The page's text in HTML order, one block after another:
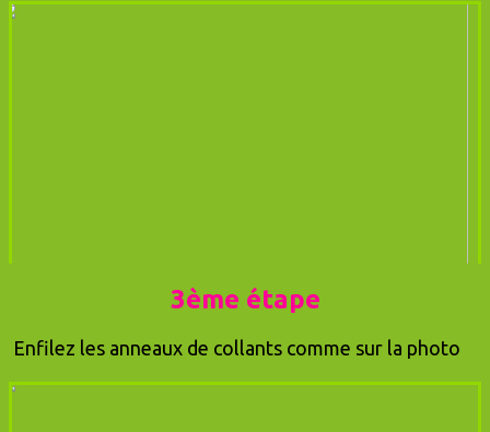
3ème étape
Enfilez les anneaux de collants comme sur la photo